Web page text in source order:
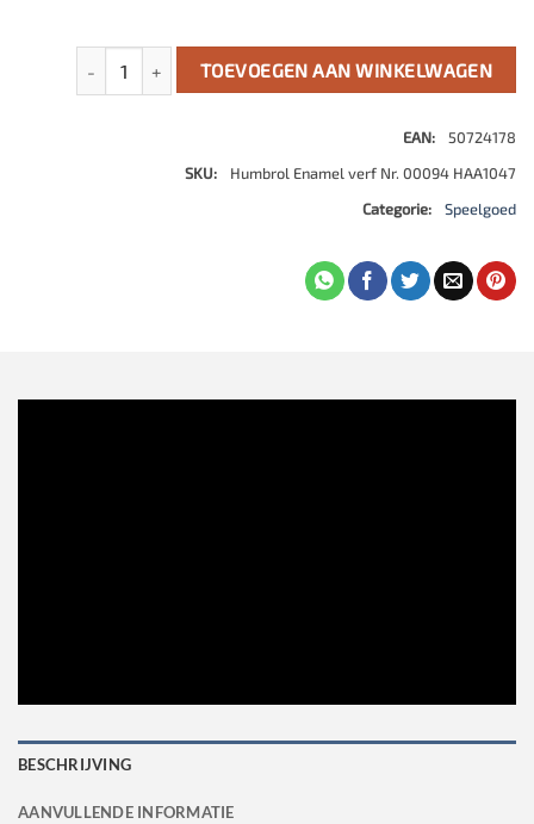
Enamel verf Nr. 94 Brown Yellow Matt 14 Ml aantal
TOEVOEGEN AAN WINKELWAGEN
EAN:
50724178
SKU:
Humbrol Enamel verf Nr. 00094 HAA1047
Categorie:
Speelgoed
BESCHRIJVING
AANVULLENDE INFORMATIE